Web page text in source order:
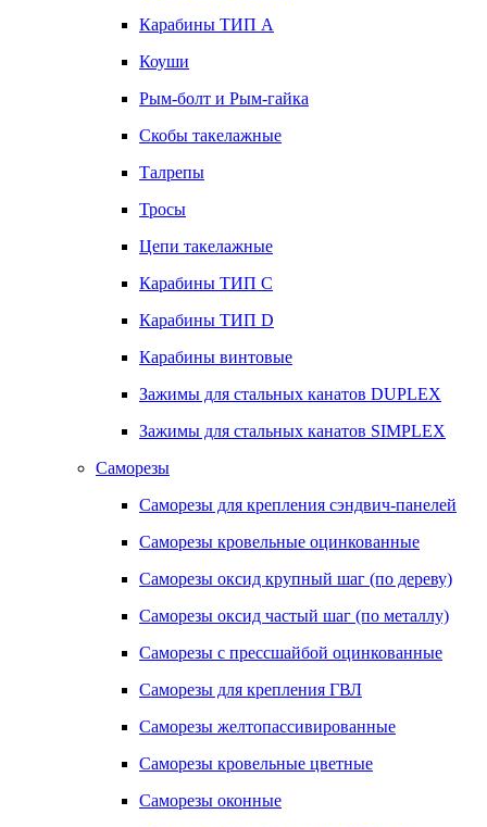
Карабины ТИП А
Коуши
Рым-болт и Рым-гайка
Скобы такелажные
Талрепы
Тросы
Цепи такелажные
Карабины ТИП C
Карабины ТИП D
Карабины винтовые
Зажимы для стальных канатов DUPLEX
Зажимы для стальных канатов SIMPLEX
Саморезы
Саморезы для крепления сэндвич-панелей
Саморезы кровельные оцинкованные
Саморезы оксид крупный шаг (по дереву)
Саморезы оксид частый шаг (по металлу)
Саморезы с прессшайбой оцинкованные
Саморезы для крепления ГВЛ
Саморезы желтопассивированные
Саморезы кровельные цветные
Саморезы оконные